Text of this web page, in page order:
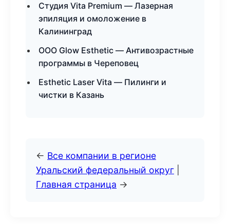
Студия Vita Premium — Лазерная
эпиляция и омоложение в
Калининград
ООО Glow Esthetic — Антивозрастные
программы в Череповец
Esthetic Laser Vita — Пилинги и
чистки в Казань
← Все компании в регионе
Уральский федеральный округ
Главная страница →